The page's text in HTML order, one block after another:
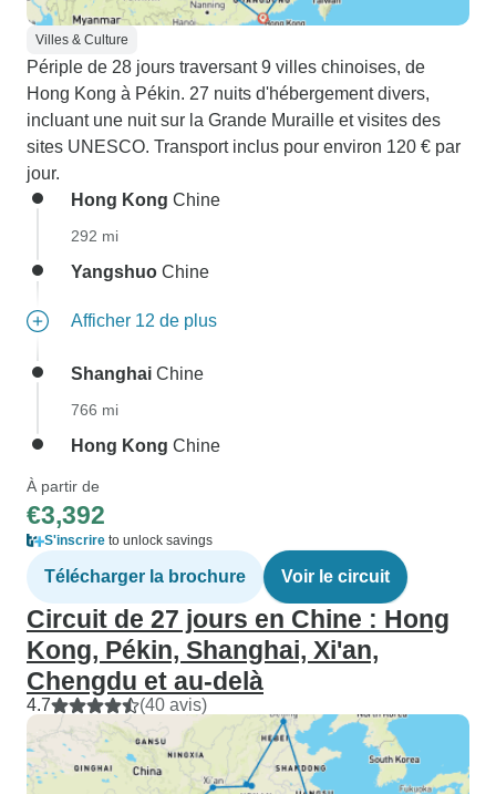
Villes & Culture
Périple de 28 jours traversant 9 villes chinoises, de
Hong Kong à Pékin. 27 nuits d'hébergement divers,
incluant une nuit sur la Grande Muraille et visites des
sites UNESCO. Transport inclus pour environ 120 € par
jour.
Hong Kong Chine
292 mi
Yangshuo Chine
Afficher 12 de plus
Shanghai Chine
766 mi
Hong Kong Chine
À partir de
€3,392
S'inscrire to unlock savings
Télécharger la brochure Voir le circuit
Circuit de 27 jours en Chine : Hong
Kong, Pékin, Shanghai, Xi'an,
Chengdu et au-delà
4.7 (40 avis)